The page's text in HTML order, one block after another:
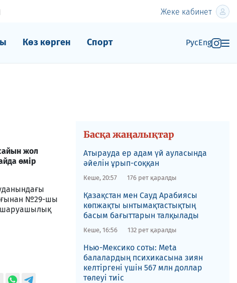
Жеке кабинет
Көз көрген Спорт РусEng
жол
өмір
№29-шы
шаруашылық
Басқа жаңалықтар
Атырауда ер адам үй ауласында
әйелін ұрып-соққан
Кеше, 20:57 176 рет қаралды
Қазақстан мен Сауд Арабиясы
көпжақты ынтымақтастықтың
басым бағыттарын талқылады
Кеше, 16:56 132 рет қаралды
Нью-Мексико соты​: Meta
балалардың психикасына зиян
келтіргені үшін 567 млн доллар
төлеуі тиіс